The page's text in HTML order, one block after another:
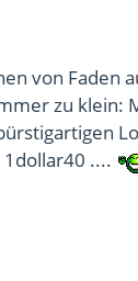
von Faden
zu klein:
....